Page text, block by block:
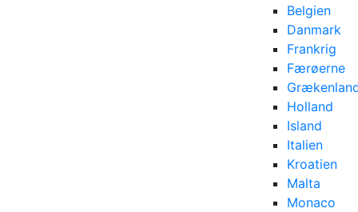
Belgien
Danmark
Frankrig
Færøerne
Holland
Island
Italien
Kroatien
Malta
Monaco